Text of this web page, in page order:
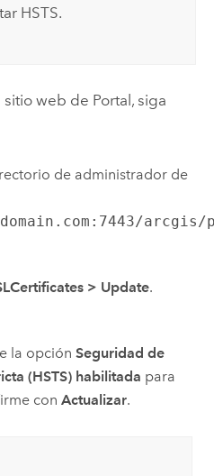
HSTS.
sitio web de Portal, siga
de administrador de
arcgis/
> Update.
la opción Seguridad de
(HSTS) habilitada para
con Actualizar.